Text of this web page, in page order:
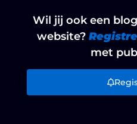
Wil jij ook een
website?
met